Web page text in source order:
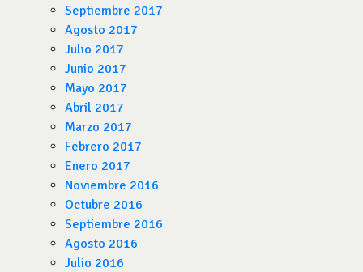
Septiembre 2017
Agosto 2017
Julio 2017
Junio 2017
Mayo 2017
Abril 2017
Marzo 2017
Febrero 2017
Enero 2017
Noviembre 2016
Octubre 2016
Septiembre 2016
Agosto 2016
Julio 2016